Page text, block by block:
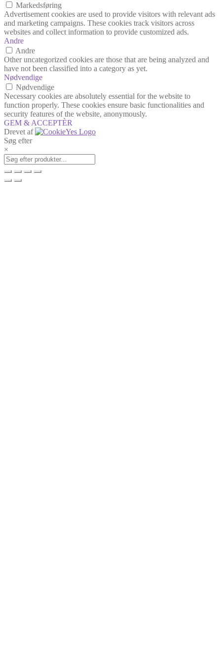
Markedsføring
Advertisement cookies are used to provide visitors with relevant ads
and marketing campaigns. These cookies track visitors across
websites and collect information to provide customized ads.
Andre
Andre
Other uncategorized cookies are those that are being analyzed and
have not been classified into a category as yet.
Nødvendige
Nødvendige
Necessary cookies are absolutely essential for the website to
function properly. These cookies ensure basic functionalities and
security features of the website, anonymously.
GEM & ACCEPTÈR
Drevet af
Søg efter
×